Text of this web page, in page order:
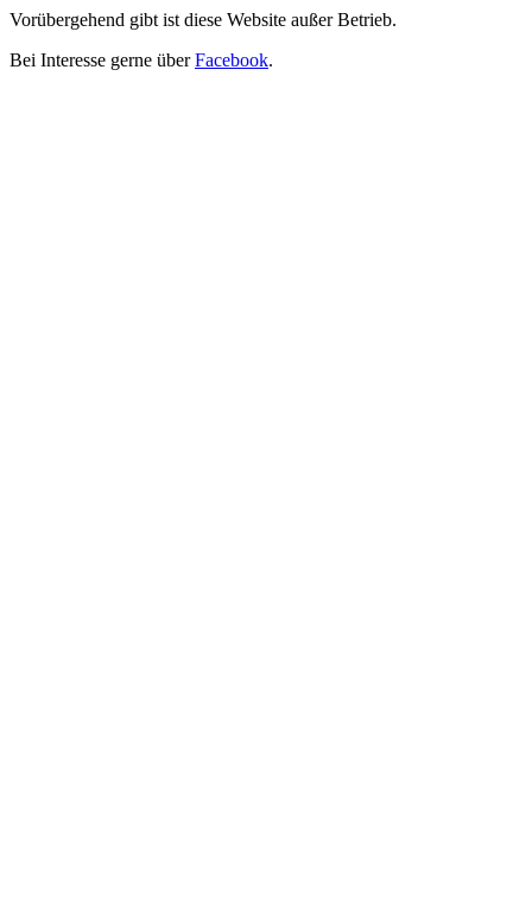
Vorübergehend gibt ist diese Website außer Betrieb.
Bei Interesse gerne überFacebook.